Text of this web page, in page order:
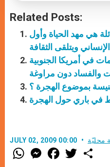
Related Posts:
هي مهد الحياة وأول
في أمريكا الجنوبية
والفساد دون مراوغة
بموضوع الهجرة ؟
في باري حول الهجرة
JULY 02, 2009 00:00 محليّة
W
h
M
e
F
a w